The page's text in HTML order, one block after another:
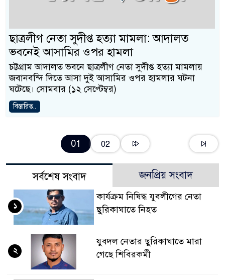
ছাত্রলীগ নেতা সুদীপ্ত হত্যা মামলা: আদালত
ভবনেই আসামির ওপর হামলা
চট্টগ্রাম আদালত ভবনে ছাত্রলীগ নেতা সুদীপ্ত হত্যা মামলায়
জবানবন্দি দিতে আসা দুই আসামির ওপর হামলার ঘটনা
ঘটেছে। সোমবার (১২ সেপ্টেম্বর)
বিস্তারিত..
01 02
সর্বশেষ সংবাদ জনপ্রিয় সংবাদ
কার্যক্রম নিষিদ্ধ যুবলীগের নেতা
ছুরিকাঘাতে নিহত
১
যুবদল নেতার ছুরিকাঘাতে মারা
গেছে শিবিরকর্মী
২